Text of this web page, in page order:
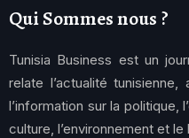
Qui Sommes nous ?
Tunisia Business est un
relate l’actualité
l’information sur la politique,
culture, l’environnement et